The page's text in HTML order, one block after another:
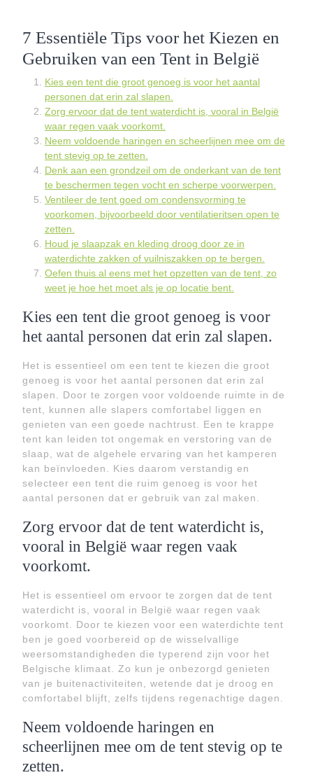
7 Essentiële Tips voor het Kiezen en
Gebruiken van een Tent in België
Kies een tent die groot genoeg is voor het aantal
personen dat erin zal slapen.
Zorg ervoor dat de tent waterdicht is, vooral in België
waar regen vaak voorkomt.
Neem voldoende haringen en scheerlijnen mee om de
tent stevig op te zetten.
Denk aan een grondzeil om de onderkant van de tent
te beschermen tegen vocht en scherpe voorwerpen.
Ventileer de tent goed om condensvorming te
voorkomen, bijvoorbeeld door ventilatieritsen open te
zetten.
Houd je slaapzak en kleding droog door ze in
waterdichte zakken of vuilniszakken op te bergen.
Oefen thuis al eens met het opzetten van de tent, zo
weet je hoe het moet als je op locatie bent.
Kies een tent die groot genoeg is voor
het aantal personen dat erin zal slapen.
Het is essentieel om een tent te kiezen die groot
genoeg is voor het aantal personen dat erin zal
slapen. Door te zorgen voor voldoende ruimte in de
tent, kunnen alle slapers comfortabel liggen en
genieten van een goede nachtrust. Een te krappe
tent kan leiden tot ongemak en verstoring van de
slaap, wat de algehele ervaring van het kamperen
kan beïnvloeden. Kies daarom verstandig en
selecteer een tent die ruim genoeg is voor het
aantal personen dat er gebruik van zal maken.
Zorg ervoor dat de tent waterdicht is,
vooral in België waar regen vaak
voorkomt.
Het is essentieel om ervoor te zorgen dat de tent
waterdicht is, vooral in België waar regen vaak
voorkomt. Door te kiezen voor een waterdichte tent
ben je goed voorbereid op de wisselvallige
weersomstandigheden die typerend zijn voor het
Belgische klimaat. Zo kun je onbezorgd genieten
van je buitenactiviteiten, wetende dat je droog en
comfortabel blijft, zelfs tijdens regenachtige dagen.
Neem voldoende haringen en
scheerlijnen mee om de tent stevig op te
zetten.